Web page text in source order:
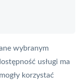
wybranym
usługi ma
korzystać